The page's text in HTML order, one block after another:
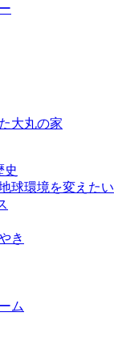
大丸の家
史
球環境を変えたい
き
ム